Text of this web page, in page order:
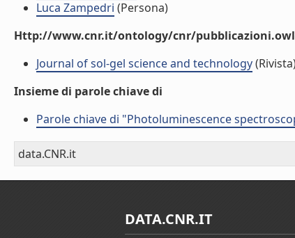
Luca Zampedri (Persona)
Http://www.cnr.it/ontology/cnr/
Journal of sol-gel science and technology
Insieme di parole chiave di
Parole chiave di "Photoluminescence
data.CNR.it
DATA.CNR.IT